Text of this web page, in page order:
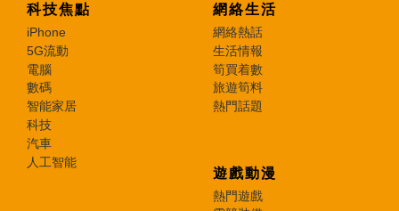
科技焦點
iPhone
5G流動
電腦
數碼
智能家居
科技
汽車
人工智能
網絡生活
網絡熱話
生活情報
筍買着數
旅遊筍料
熱門話題
遊戲動漫
熱門遊戲